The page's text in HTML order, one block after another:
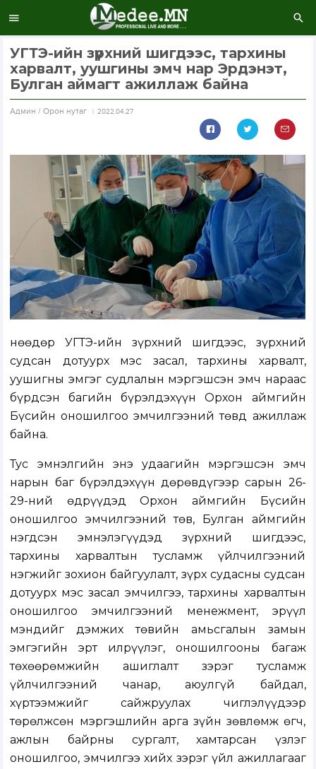
УГТЭ-ийн зүрхний шигдээс, тархины
харвалт, уушгины эмч нар Эрдэнэт,
Булган аймагт ажиллаж байна
Aдмин / Орон нутаг 2022.04.27
Өнөөдөр УГТЭ-ийн зүрхний шигдээс, зүрхний
судсан дотуурх мэс засал, тархины харвалт,
уушигны эмгэг судлалын мэргэшсэн эмч нараас
бүрдсэн багийн бүрэлдэхүүн Орхон аймгийн
Бүсийн оношилгоо эмчилгээний төвд ажиллаж
байна.
Тус эмнэлгийн энэ удаагийн мэргэшсэн эмч
нарын баг бүрэлдэхүүн дөрөвдүгээр сарын 26-
29-ний өдрүүдэд Орхон аймгийн Бүсийн
оношилгоо эмчилгээний төв, Булган аймгийн
нэгдсэн эмнэлэгүүдэд зүрхний шигдээс,
тархины харвалтын тусламж үйлчилгээний
нэгжийг зохион байгуулалт, зүрх судасны судсан
дотуурх мэс засал эмчилгээ, тархины харвалтын
оношилгоо эмчилгээний менежмент, эрүүл
мэндийг дэмжих төвийн амьсгалын замын
эмгэгийн эрт илрүүлэг, оношилгооны багаж
төхөөрөмжийн ашиглалт зэрэг тусламж
үйлчилгээний чанар, аюулгүй байдал,
хүртээмжийг сайжруулах чиглэлүүдээр
төрөлжсөн мэргэшлийн арга зүйн зөвлөмж өгч,
ажлын байрны сургалт, хамтарсан үзлэг
оношилгоо, эмчилгээ хийх зэрэг үйл ажиллагааг